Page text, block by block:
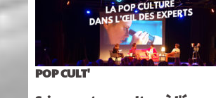
POP CULT'